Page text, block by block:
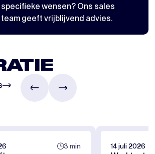
specifieke wensen? Ons sales
team geeft vrijblijvend advies.
3 min 14 juli 2026